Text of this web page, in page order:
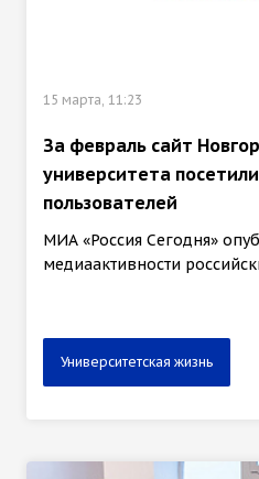
15 марта, 11:23
За февраль сайт
университета
пользователей
МИА «Россия Сегодня»
медиаактивности
Университетская жизнь